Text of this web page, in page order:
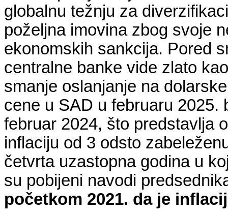
globalnu težnju za
poželjna imovina zbog svoje
ekonomskih sankcija. Pored
centralne banke vide zlato
smanje oslanjanje na
cene u SAD u februaru 2025.
februar 2024, što predstavlja
inflaciju od 3 odsto
četvrta uzastopna godina u
su pobijeni navodi
početkom 2021. da je